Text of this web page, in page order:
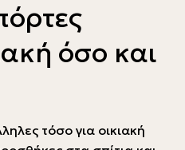
όσο και
τόσο για οικιακή